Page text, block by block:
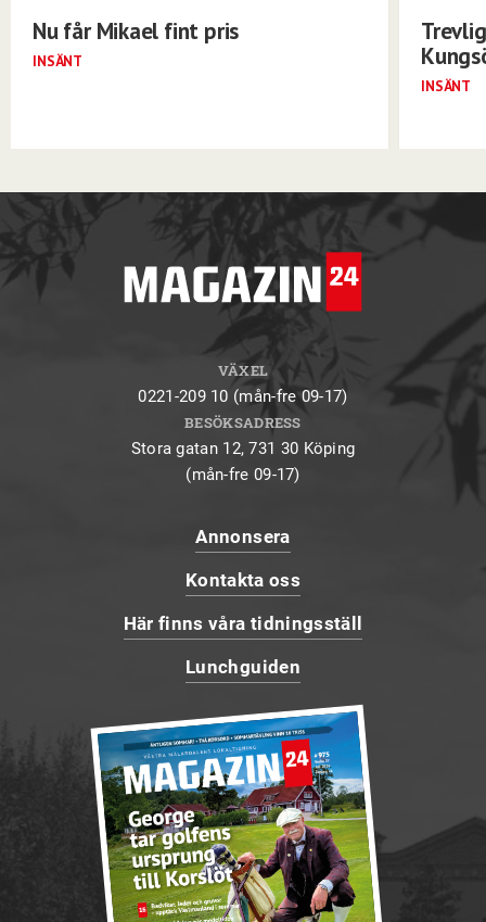
Nu får Mikael fint pris
INSÄNT
INSÄNT
VÄXEL
0221-209 10 (mån-fre 09-17)
BESÖKSADRESS
Stora gatan 12, 731 30 Köping
(mån-fre 09-17)
Annonsera
Kontakta oss
Här finns våra tidningsställ
Lunchguiden